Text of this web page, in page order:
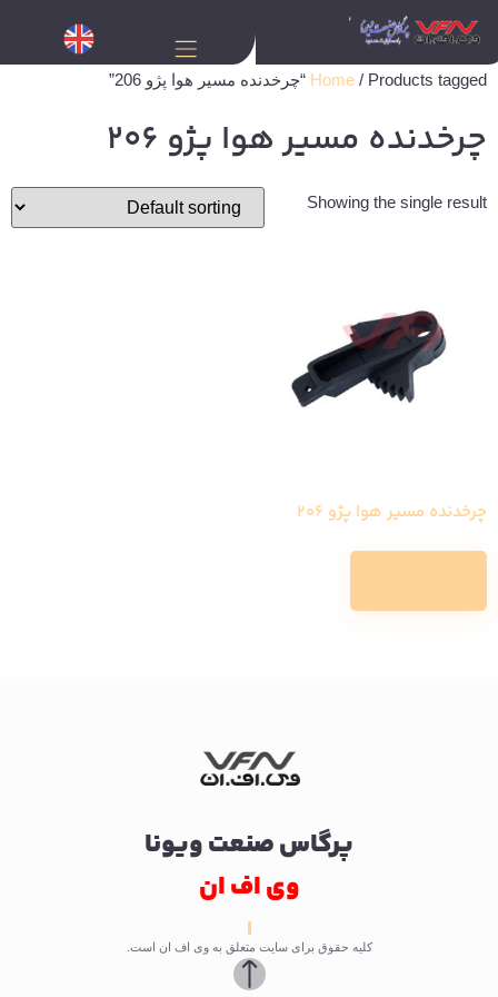
Home / Products tagged “چرخدنده مسیر هوا پژو 206”
چرخدنده مسیر هوا پژو 206
Showing the single result
چرخدنده مسیر هوا پژو 206
پرگاس صنعت ویونا
وی اف ان
کلیه حقوق برای سایت متعلق به وی اف ان است.